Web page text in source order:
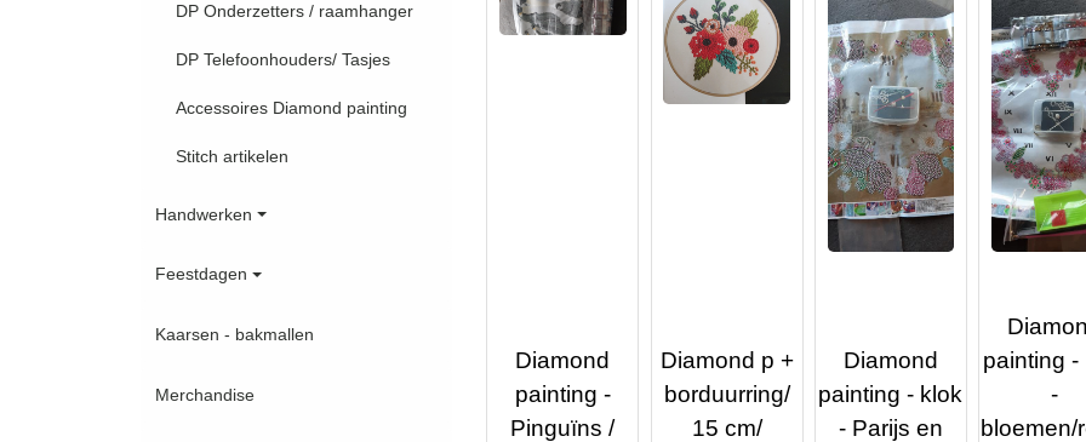
DP Onderzetters / raamhanger
DP Telefoonhouders/ Tasjes
Accessoires Diamond painting
Stitch artikelen
Handwerken
Feestdagen
Kaarsen - bakmallen
Merchandise
Diamond
painting -
Pinguïns /
Diamond p +
borduurring/
15 cm/
Diamond
painting - klok
- Parijs en
painting -
-
bloemen/